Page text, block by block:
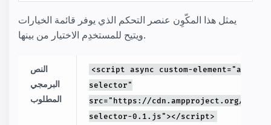
يمثل هذا المكّوِن عنصر التحكم الذي يوفر قائمة الخيارات
ويتيح للمستخدِم الاختيار من بينها.
النص
البرمجي
المطلوب
<script async custom-element="amp-
selector"
src="https://cdn.ampproject.org/v0/
selector-0.1.js"></script>